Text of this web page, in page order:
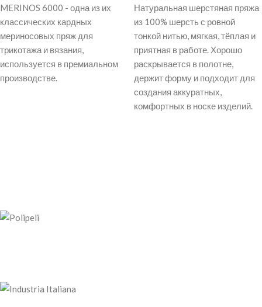
MERINOS 6000 - одна из их
классических кардных
мериносовых пряж для
трикотажа и вязания,
используется в премиальном
производстве.
Натуральная шерстяная пряжа
из 100% шерсть с ровной
тонкой нитью, мягкая, тёплая и
приятная в работе. Хорошо
раскрывается в полотне,
держит форму и подходит для
создания аккуратных,
комфортных в носке изделий.